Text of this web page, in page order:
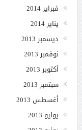
فبراير 2014
يناير 2014
ديسمبر 2013
نوفمبر 2013
أكتوبر 2013
سبتمبر 2013
أغسطس 2013
يوليو 2013